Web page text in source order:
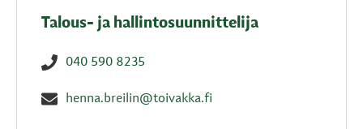
Talous- ja hallintosuunnittelija
040 590 8235
henna.breilin@toivakka.fi